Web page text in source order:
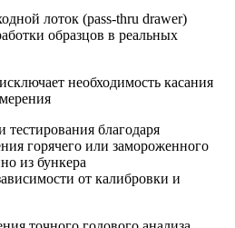
лоток (pass-thru drawer)
образцов в реальных
исключает необходимость касания
благодаря
горячего или замороженного
из бункера
от калибровки и